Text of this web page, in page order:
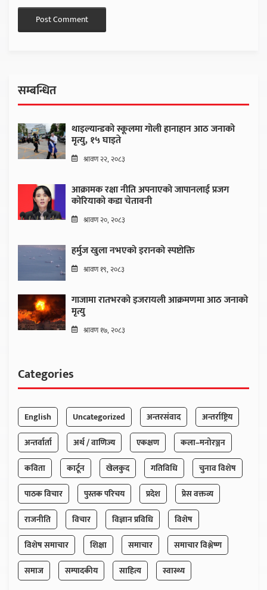
सम्बन्धित
थाइल्यान्डको स्कूलमा गोली हानाहान आठ जनाको
मृत्यु, १५ घाइते
श्रावण २२, २०८३
आक्रामक रक्षा नीति अपनाएको जापानलाई प्रजग
कोरियाको कडा चेतावनी
श्रावण २०, २०८३
हर्मुज खुला नभएको इरानको स्पष्टोक्ति
श्रावण १९, २०८३
गाजामा रातभरको इजरायली आक्रमणमा आठ जनाको
मृत्यु
श्रावण १७, २०८३
Categories
English Uncategorized अन्तरसंवाद
अन्तर्राष्ट्रिय
अन्तर्वार्ता
अर्थ / वाणिज्य एकक्षण
कला–मनोरञ्जन
कविता
कार्टून खेलकुद गतिविधि
चुनाव विशेष
पाठक विचार
पुस्तक परिचय प्रदेश
प्रेस वक्तव्य
राजनीति
विचार विज्ञान प्रविधि
विशेष
विशेष समाचार
शिक्षा समाचार
समाचार विश्लेष्ण
समाज
सम्पादकीय साहित्य स्वास्थ्य